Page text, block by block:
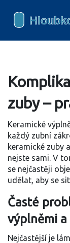
zuby –
Keramické
každý zubní
keramické zuby
nejste sami. V
se nejčastěji
udělat, aby se
Časté
výplněmi
Nejčastější je